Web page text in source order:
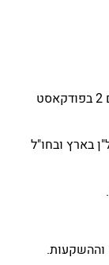
(מקום 2 בפודקאסט
משקיע נדל"ן בארץ ובחו"ל
וההשקעות.